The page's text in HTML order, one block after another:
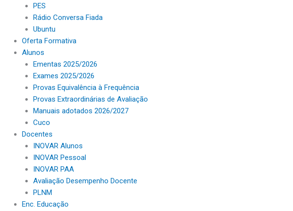
PES
Rádio Conversa Fiada
Ubuntu
Oferta Formativa
Alunos
Ementas 2025/2026
Exames 2025/2026
Provas Equivalência à Frequência
Provas Extraordinárias de Avaliação
Manuais adotados 2026/2027
Cuco
Docentes
INOVAR Alunos
INOVAR Pessoal
INOVAR PAA
Avaliação Desempenho Docente
PLNM
Enc. Educação